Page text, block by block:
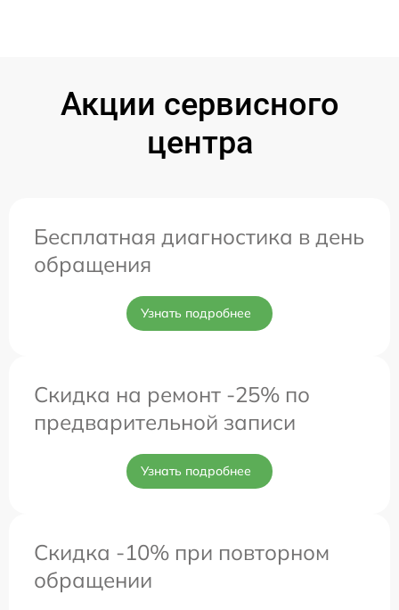
Акции сервисного
центра
Бесплатная диагностика в день
обращения
Узнать подробнее
Скидка на ремонт -25% по
предварительной записи
Узнать подробнее
Скидка -10% при повторном
обращении